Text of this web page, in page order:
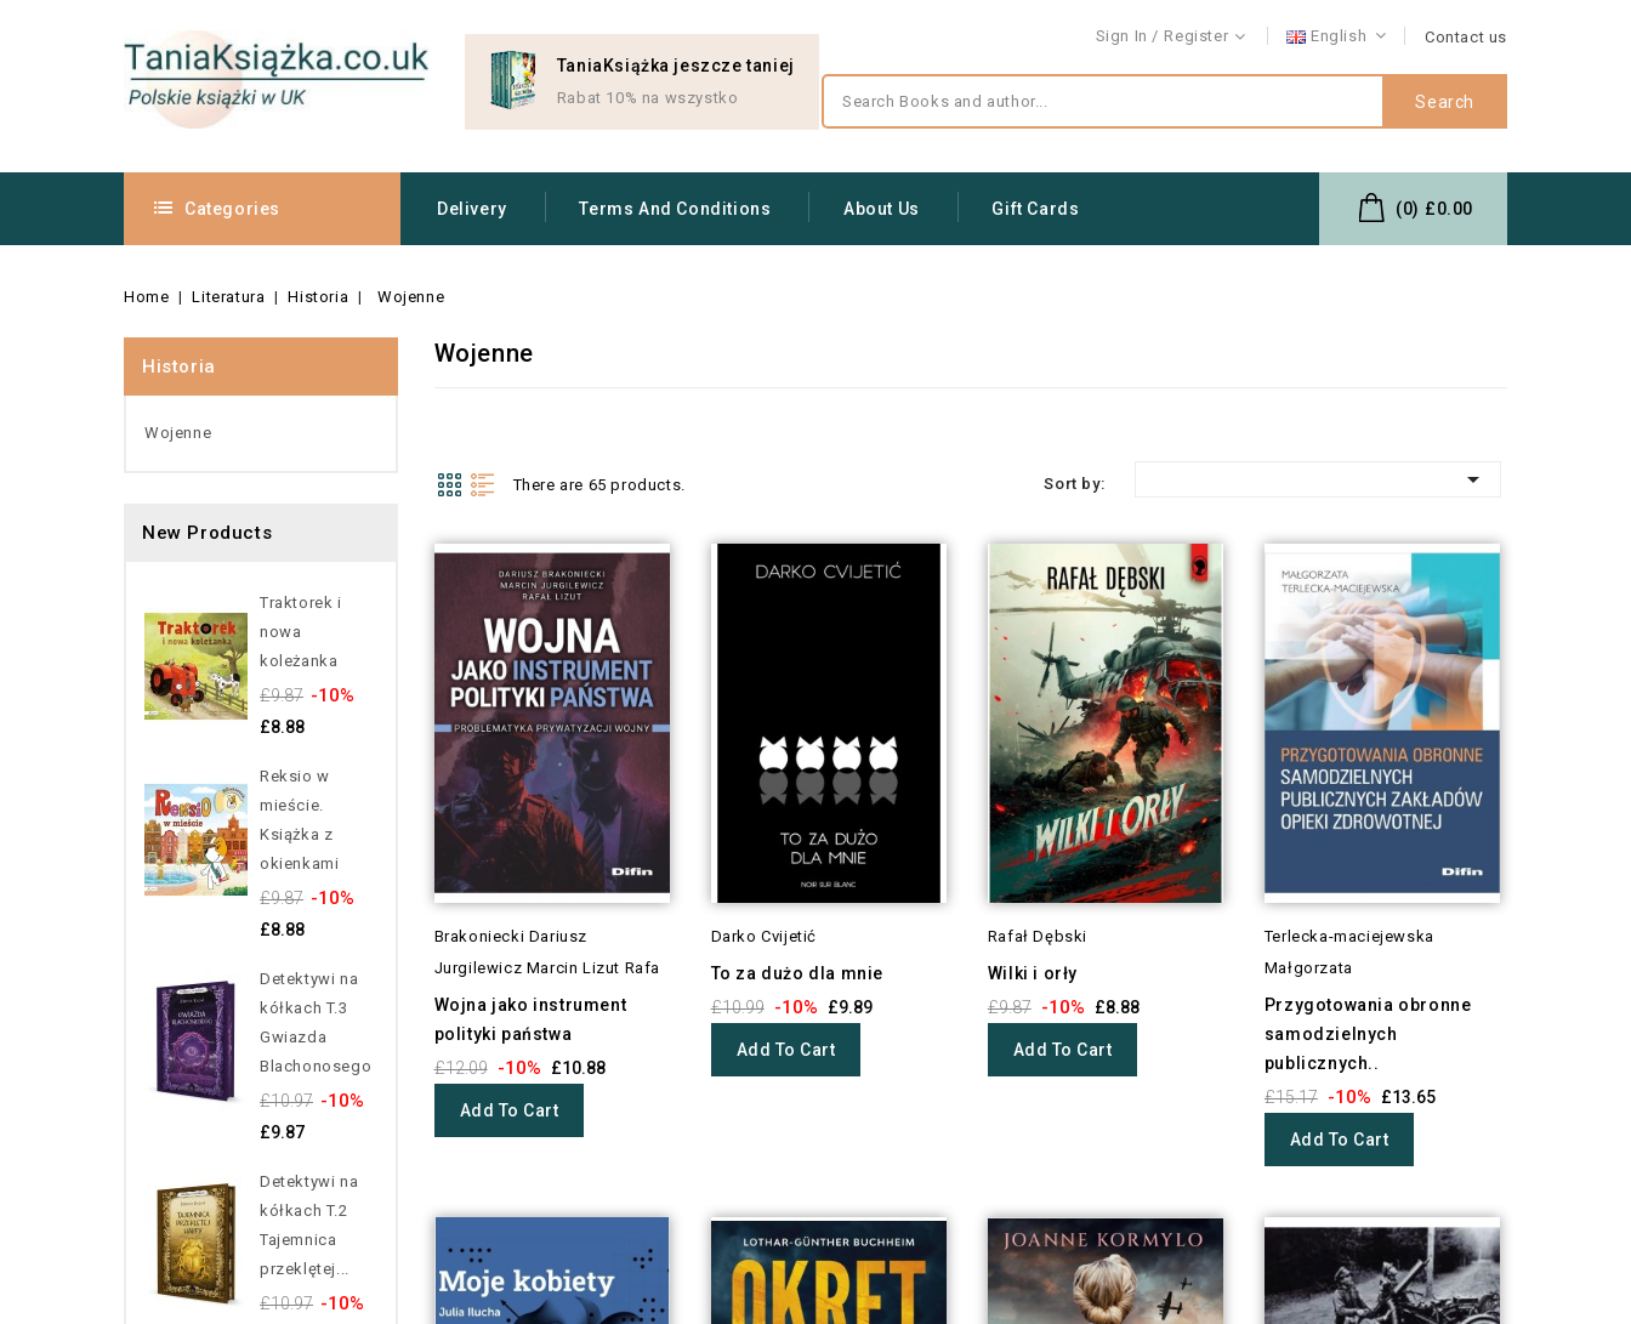
Sign In Register English Contact us
TaniaKsiążka jeszcze taniej
Rabat 10% na wszystko Search
Categories Delivery Terms And Conditions About Us Gift Cards (0) £0.00
Home Literatura Historia Wojenne
Historia
Wojenne
New Products
Traktorek i
nowa
koleżanka
£9.87 -10%
£8.88
Reksio w
mieście.
Książka z
okienkami
£9.87 -10%
£8.88
Detektywi na
kółkach T.3
Gwiazda
Blachonosego
£10.97 -10%
£9.87
Detektywi na
kółkach T.2
Tajemnica
przeklętej...
£10.97 -10%
Wojenne
There are 65 products. Sort by: 
Brakoniecki Dariusz
Jurgilewicz Marcin Lizut Rafa
Wojna jako instrument
polityki państwa
£12.09 -10% £10.88
Add To Cart
Darko Cvijetić
To za dużo dla mnie
£10.99 -10% £9.89
Add To Cart
Rafał Dębski
Wilki i orły
£9.87 -10% £8.88
Add To Cart
Terlecka-maciejewska
Małgorzata
Przygotowania obronne
samodzielnych
publicznych..
£15.17 -10% £13.65
Add To Cart